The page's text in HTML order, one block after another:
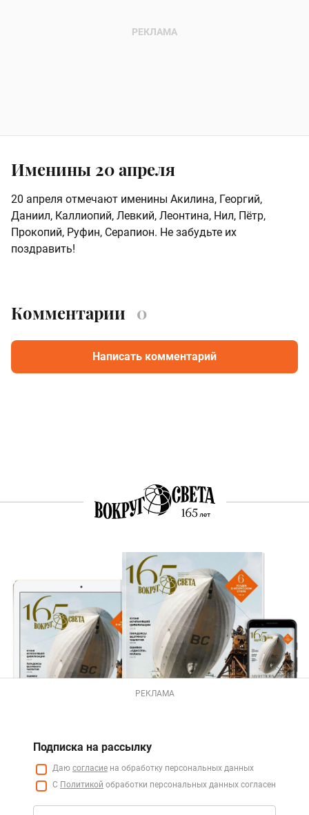
Именины 20 апреля
20 апреля отмечают именины Акилина, Георгий,
Даниил, Каллиопий, Левкий, Леонтина, Нил, Пётр,
Прокопий, Руфин, Серапион. Не забудьте их
поздравить!
Комментарии 0
Написать комментарий
РЕКЛАМА
Подписка на рассылку
Даю согласие на обработку персональных данных
С Политикой обработки персональных данных согласен